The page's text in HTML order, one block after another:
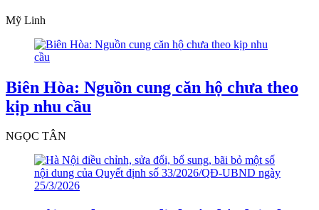
Mỹ Linh
Biên Hòa: Nguồn cung căn hộ chưa theo
kịp nhu cầu
NGỌC TÂN